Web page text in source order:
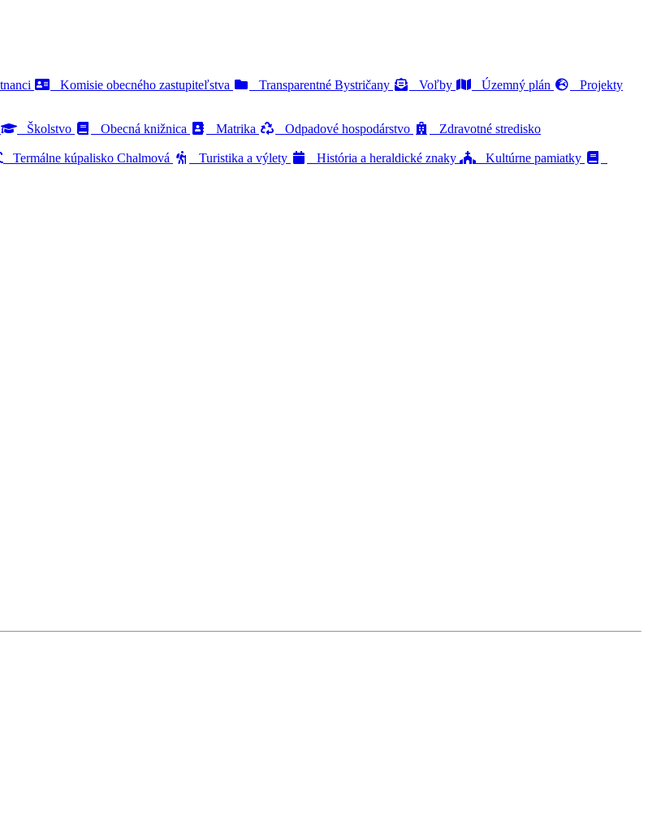
Komisie obecného zastupiteľstva Transparentné Bystričany Voľby Územný plán
Projekty
Školstvo Obecná knižnica Matrika Odpadové hospodárstvo
Zdravotné stredisko
Termálne kúpalisko Chalmová Turistika a výlety História a heraldické znaky
Kultúrne pamiatky